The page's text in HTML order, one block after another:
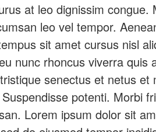
at leo dignissim congue.
leo vel tempor.
sit amet cursus nisl
nunc rhoncus viverra quis
senectus et netus et
potenti. Morbi
Lorem ipsum dolor sit